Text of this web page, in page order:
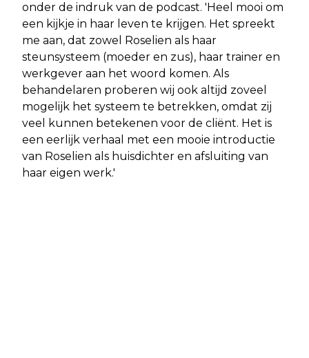
onder de indruk van de podcast. 'Heel mooi om
een kijkje in haar leven te krijgen. Het spreekt
me aan, dat zowel Roselien als haar
steunsysteem (moeder en zus), haar trainer en
werkgever aan het woord komen. Als
behandelaren proberen wij ook altijd zoveel
mogelijk het systeem te betrekken, omdat zij
veel kunnen betekenen voor de cliënt. Het is
een eerlijk verhaal met een mooie introductie
van Roselien als huisdichter en afsluiting van
haar eigen werk.'